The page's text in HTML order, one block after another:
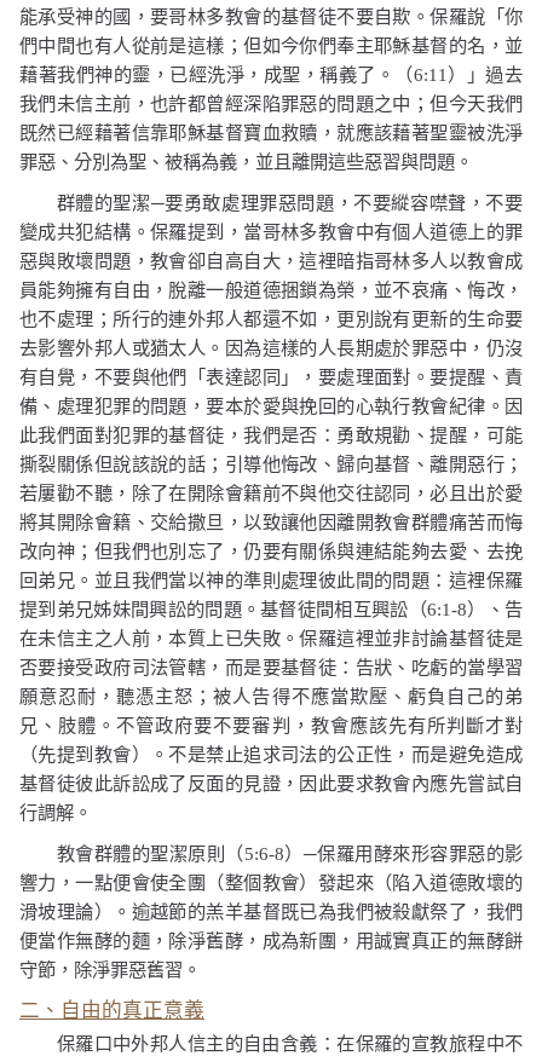
能承受神的國，要哥林多教會的基督徒不要自欺。保羅說 「你
們中間也有人從前是這樣；但如今你們奉主耶穌基督的名，並
藉著我們神的靈，已經洗淨，成聖，稱義了。（6:11 ）」過去
我們未信主前，也許都曾經深陷罪惡的問題之中；但今天我們
既然已經藉著信靠耶穌基督寶血救贖，就應該藉著聖靈被洗淨
罪惡、分別為聖、被稱為義，並且離開這些惡習與問題。
群體的聖潔─要勇敢處理罪惡問題，不要縱容噤聲，不要
變成共犯結構。保羅提到，當哥林多教會中有個人道德上的罪
惡與敗壞問題，教會卻自高自大，這裡暗指哥林多人以教會成
員能夠擁有自由，脫離一般道德捆鎖為榮，並不哀痛、悔改，
也不處理；所行的連外邦人都還不如，更別說有更新的生命要
去影響外邦人或猶太人。因為這樣的人長期處於罪惡中，仍沒
有自覺，不要與他們「表達認同」，要處理面對。要提醒、責
備、處理犯罪的問題，要本於愛與挽回的心執行教會紀律。因
此我們面對犯罪的基督徒，我們是否：勇敢規勸、提醒，可能
撕裂關係但說該說的話；引導他悔改、歸向基督、離開惡行；
若屢勸不聽，除了在開除會籍前不與他交往認同，必且出於愛
將其開除會籍、交給撒旦，以致讓他因離開教會群體痛苦而悔
改向神；但我們也別忘了，仍要有關係與連結能夠去愛、去挽
回弟兄。並且我們當以神的準則處理彼此間的問題：這裡保羅
提到弟兄姊妹間興訟的問題。基督徒間相互興訟（6:1-8）、告
在未信主之人前，本質上已失敗。保羅這裡並非討論基督徒是
否要接受政府司法管轄，而是要基督徒：告狀、吃虧的當學習
願意忍耐，聽憑主怒；被人告得不應當欺壓、虧負自己的弟
兄、肢體。不管政府要不要審判，教會應該先有所判斷才對
（先提到教會）。不是禁止追求司法的公正性，而是避免造成
基督徒彼此訴訟成了反面的見證，因此要求教會內應先嘗試自
行調解。
教會群體的聖潔原則（5:6-8）─保羅用酵來形容罪惡的影
響力，一點便會使全團（整個教會）發起來（陷入道德敗壞的
滑坡理論）。逾越節的羔羊基督既已為我們被殺獻祭了，我們
便當作無酵的麵，除淨舊酵，成為新團，用誠實真正的無酵餅
守節，除淨罪惡舊習。
二、自由的真正意義
保羅口中外邦人信主的自由含義：在保羅的宣教旅程中不